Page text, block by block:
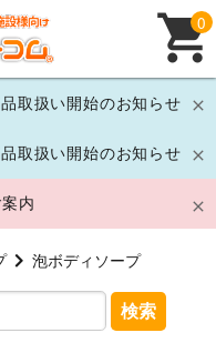
取扱い開始のお知らせ
取扱い開始のお知らせ
内
0
泡ボディソープ
検索